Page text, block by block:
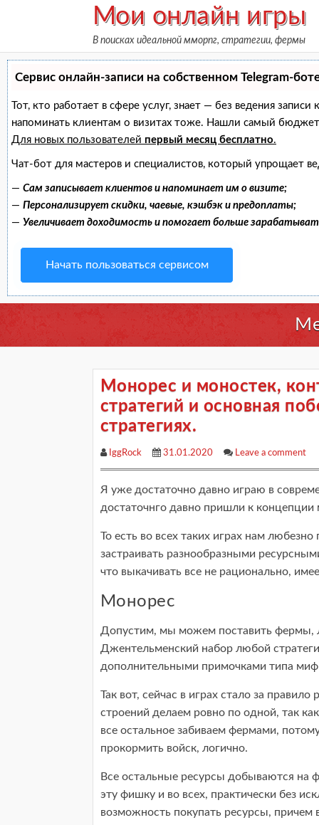
Мои онлайн игры
В поисках идеальной мморпг, стратегии, фермы
Сервис онлайн-записи на собственном Telegram-
Тот, кто работает в сфере услуг, знает — без ведения
напоминать клиентам о визитах тоже. Нашли самый
Для новых пользователей первый месяц бесплатно.
Чат-бот для мастеров и специалистов, который упрощает
— Сам записывает клиентов и напоминает им о визите;
— Персонализирует скидки, чаевые, кэшбэк и предоплаты;
— Увеличивает доходимость и помогает больше
Начать пользоваться сервисом
Монорес и моностек,
стратегий и основная
стратегиях.
IggRock 31.01.2020 Leave a comment
Я уже достаточно давно играю в
достаточнго давно пришли к концепции
То есть во всех таких играх нам
застраивать разнообразными
что выкачивать все не рационально,
Монорес
Допустим, мы можем поставить фермы,
Джентельменский набор любой
дополнительными примочками типа
Так вот, сейчас в играх стало за
строений делаем ровно по одной, так
все остальное забиваем фермами,
прокормить войск, логично.
Все остальные ресурсы добываются на
эту фишку и во всех, практически без
возможность покупать ресурсы, причем